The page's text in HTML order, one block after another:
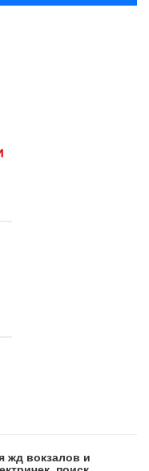
жд вокзалов и